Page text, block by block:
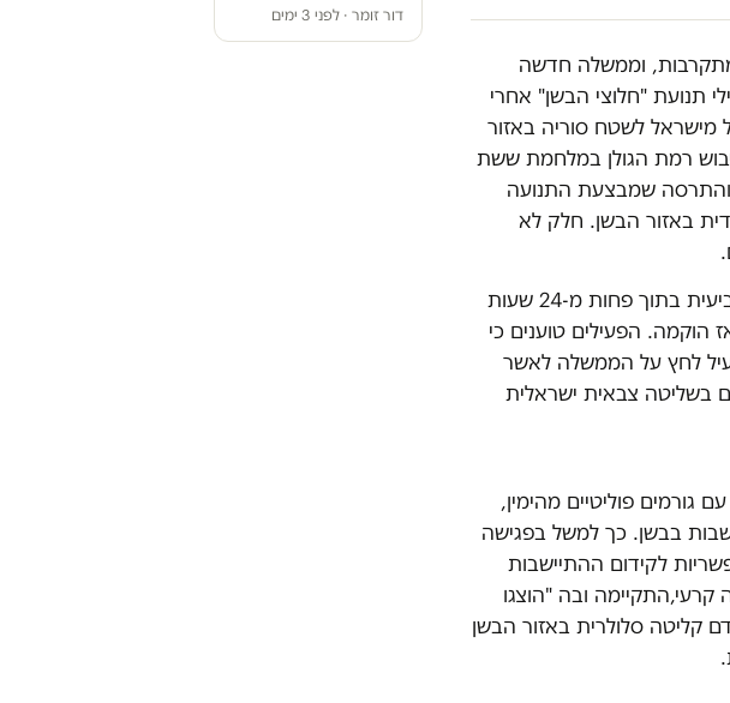
מתקרבות, וממשלה חדשה
תנועת "חלוצי הבשן" אחרי
מישראל לשטח סוריה באזור
רמת הגולן במלחמת ששת
והתרסה שמבצעת התנועה
באזור הבשן. חלק לא
שפרסמה התנועה, מדובר בפעם הרביעית בתוך פחות מ-24 שעות
חודרים לשטח סוריה, ובפעם ה-14 מאז הוקמה. הפעילים טוענים כי
לחץ על הממשלה לאשר
בשליטה צבאית ישראלית
גורמים פוליטיים מהימין,
בבשן. כך למשל בפגישה
לקידום ההתיישבות
ובה "הוצגו
קליטה סלולרית באזור הבשן
דור זומר · לפני 3 ימים